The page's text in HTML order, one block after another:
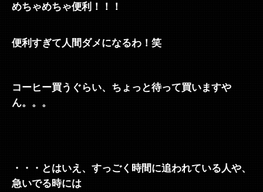
めちゃめちゃ便利！！！
便利すぎて人間ダメになるわ！笑
コーヒー買うぐらい、ちょっと待って買いますや
ん。。。
・・・とはいえ、すっごく時間に追われている人や、
急いでる時には